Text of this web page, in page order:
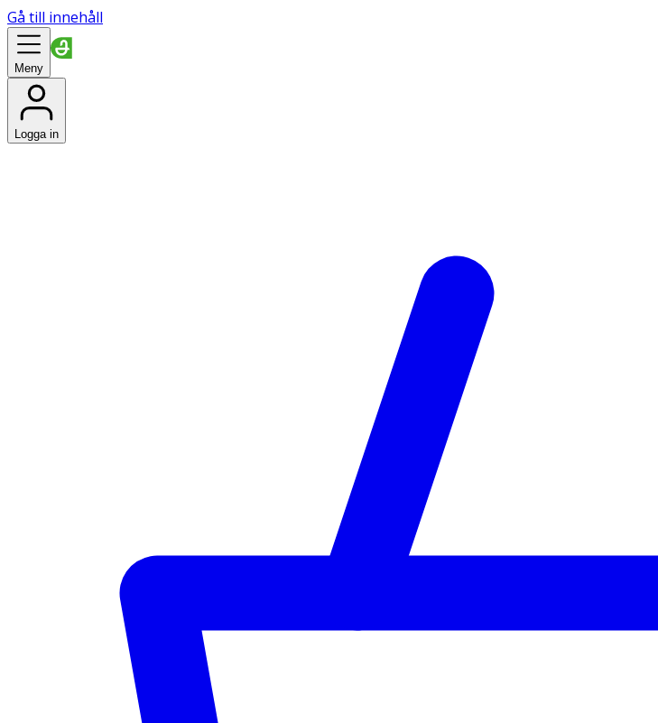
Gå till innehåll
Meny
Logga in